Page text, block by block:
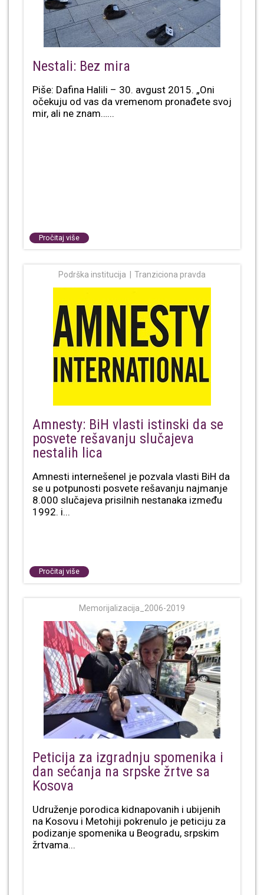
Nestali: Bez mira
Piše: Dafina Halili – 30. avgust 2015. „Oni
očekuju od vas da vremenom pronađete svoj
mir, ali ne znam…...
Pročitaj više
Podrška institucija Tranziciona pravda
Amnesty: BiH vlasti istinski da se
posvete rešavanju slučajeva
nestalih lica
Amnesti internešenel je pozvala vlasti BiH da
se u potpunosti posvete rešavanju najmanje
8.000 slučajeva prisilnih nestanaka između
1992. i...
Pročitaj više
Memorijalizacija_2006-2019
Peticija za izgradnju spomenika i
dan sećanja na srpske žrtve sa
Kosova
Udruženje porodica kidnapovanih i ubijenih
na Kosovu i Metohiji pokrenulo je peticiju za
podizanje spomenika u Beogradu, srpskim
žrtvama...